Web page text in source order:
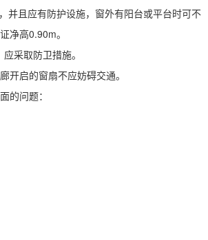
并且应有防护设施，窗外有阳台或平台时可不
净高0.90m。
采取防卫措施。
开启的窗扇不应妨碍交通。
的问题：